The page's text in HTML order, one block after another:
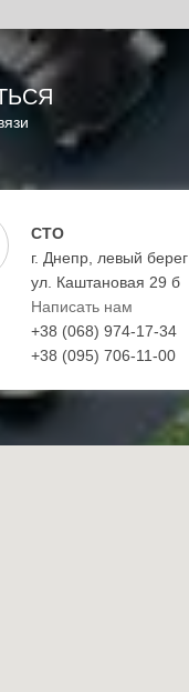
СТО
г. Днепр, левый берег
ул. Каштановая 29 б
Написать нам
+38 (068) 974-17-34
+38 (095) 706-11-00